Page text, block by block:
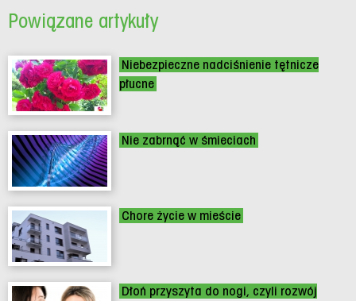
Powiązane artykuły
Niebezpieczne nadciśnienie tętnicze
płucne
Nie zabrnąć w śmieciach
Chore życie w mieście
Dłoń przyszyta do nogi, czyli rozwój